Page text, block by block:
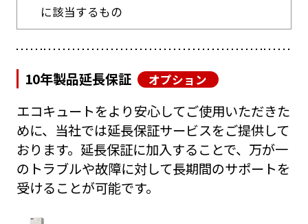
に該当するもの
10年製品延長保証 オプション
エコキュートをより安心してご使用いただきた
めに、当社では延長保証サービスをご提供して
おります。延長保証に加入することで、万が一
のトラブルや故障に対して長期間のサポートを
受けることが可能です。